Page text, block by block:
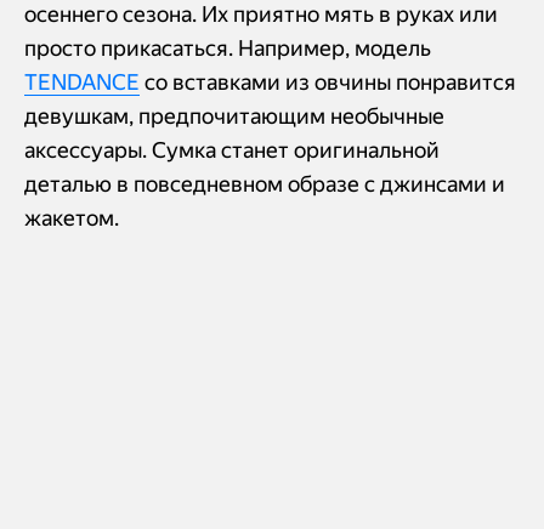
осеннего сезона. Их приятно мять в руках или
просто прикасаться. Например, модель
TENDANCE со вставками из овчины понравится
девушкам, предпочитающим необычные
аксессуары. Сумка станет оригинальной
деталью в повседневном образе с джинсами и
жакетом.